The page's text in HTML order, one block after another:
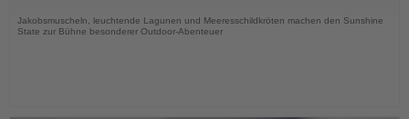
Jakobsmuscheln, leuchtende Lagunen und Meeresschildkröten machen den Sunshine
State zur Bühne besonderer Outdoor-Abenteuer